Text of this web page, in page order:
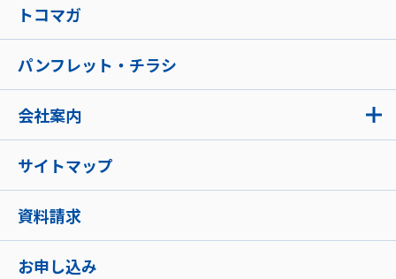
トコマガ
パンフレット・チラシ
会社案内
サイトマップ
資料請求
お申し込み